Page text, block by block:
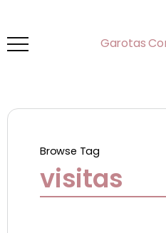
Garotas
Browse Tag
visitas